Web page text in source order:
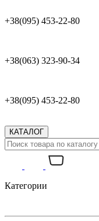
+38(095) 453-22-80
+38(063) 323-90-34
+38(095) 453-22-80
КАТАЛОГ
Категории